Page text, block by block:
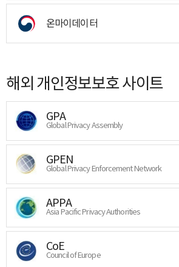
온마이데이터
해외 개인정보보호 사이트
GPA
Global Privacy Assembly
GPEN
Global Privacy Enforcement Network
APPA
Asia Pacific Privacy Authorities
CoE
Council of Europe